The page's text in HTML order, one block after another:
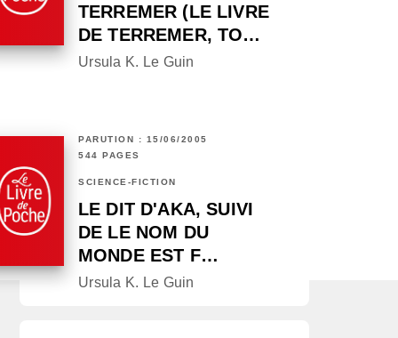
TERREMER (LE LIVRE
DE TERREMER, TO…
Ursula K. Le Guin
PARUTION : 15/06/2005
544 PAGES
SCIENCE-FICTION
LE DIT D'AKA, SUIVI
DE LE NOM DU
MONDE EST F…
Ursula K. Le Guin